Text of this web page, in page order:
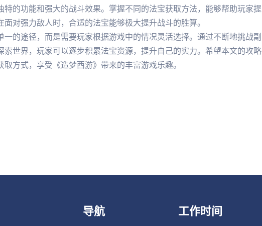
特的功能和强大的战斗效果。掌握不同的法宝获取方法，能够帮助玩家提
对强力敌人时，合适的法宝能够极大提升战斗的胜算。
一的途径，而是需要玩家根据游戏中的情况灵活选择。通过不断地挑战副
索世界，玩家可以逐步积累法宝资源，提升自己的实力。希望本文的攻略
方式，享受《造梦西游》带来的丰富游戏乐趣。
导航 工作时间